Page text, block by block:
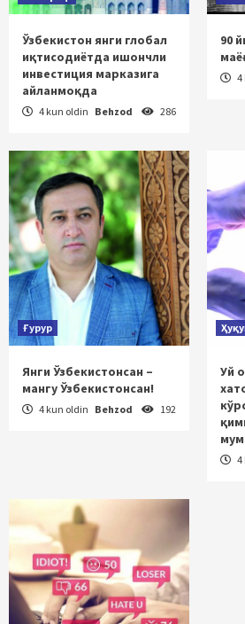
Ўзбекистон янги глобал
иқтисодиётда ишончли
инвестиция марказига
айланмоқда
4 kun oldin Behzod 286
90
4
Ғурур
Янги Ўзбекистонсан –
мангу Ўзбекистонсан!
4 kun oldin Behzod 192
Уй
4